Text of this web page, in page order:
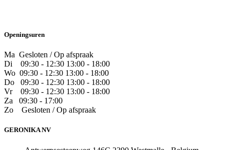
Openingsuren
Ma Gesloten / Op afspraak
Di 09:30 - 12:30 13:00 - 18:00
Wo 09:30 - 12:30 13:00 - 18:00
Do ​09:30 - 12:30 13:00 - 18:00
Vr ​09:30 - 12:30 13:00 - 18:00
Za 09:30 - 17:00
Zo
​Gesloten / Op afspraak
GERONIKA NV